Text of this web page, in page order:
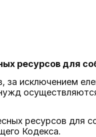
ресурсов для
за исключением
ресурсов для
Кодекса.